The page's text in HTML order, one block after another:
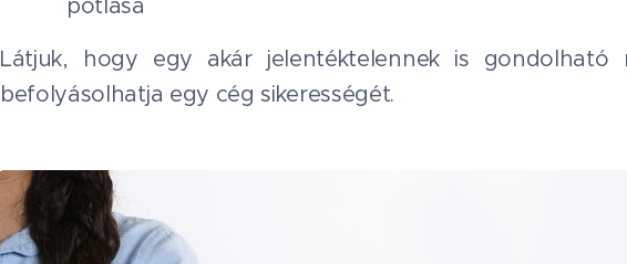
pótlása
Látjuk, hogy egy akár jelentéktelennek is gondolható
befolyásolhatja egy cég sikerességét.